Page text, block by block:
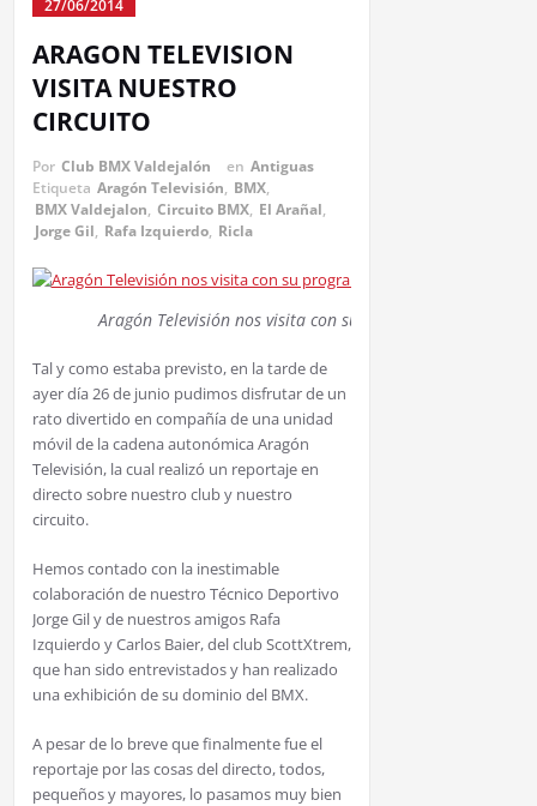
27/06/2014
ARAGON TELEVISION
VISITA NUESTRO
CIRCUITO
Por Club BMX Valdejalón en Antiguas
Etiqueta Aragón Televisión, BMX,
BMX Valdejalon, Circuito BMX, El Arañal,
Jorge Gil, Rafa Izquierdo, Ricla
Aragón Televisión nos visita con su programa en directo
Tal y como estaba previsto, en la tarde de
ayer día 26 de junio pudimos disfrutar de un
rato divertido en compañía de una unidad
móvil de la cadena autonómica Aragón
Televisión, la cual realizó un reportaje en
directo sobre nuestro club y nuestro
circuito.
Hemos contado con la inestimable
colaboración de nuestro Técnico Deportivo
Jorge Gil y de nuestros amigos Rafa
Izquierdo y Carlos Baier, del club ScottXtrem,
que han sido entrevistados y han realizado
una exhibición de su dominio del BMX.
A pesar de lo breve que finalmente fue el
reportaje por las cosas del directo, todos,
pequeños y mayores, lo pasamos muy bien